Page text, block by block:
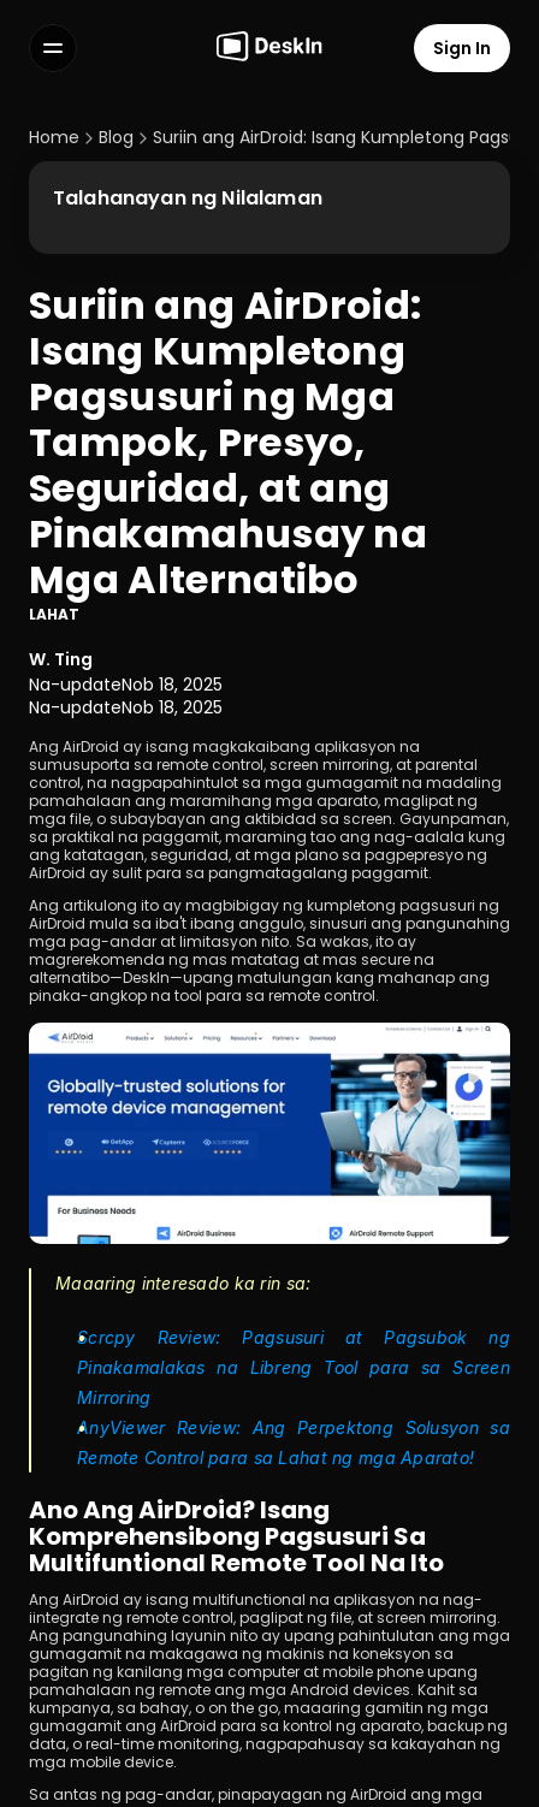
FAQs
Select Language
Terms of Service
Privacy Policy
Sign In
Home Blog Suriin ang AirDroid: Isang Kumpletong
Suriin ang AirDroid:
Isang Kumpletong
Pagsusuri ng Mga
Tampok, Presyo,
Seguridad, at ang
Pinakamahusay na
Mga Alternatibo
LAHAT
W. Ting
Na-updateNob 18, 2025
Na-updateNob 18, 2025
Ang AirDroid ay isang magkakaibang aplikasyon na
sumusuporta sa remote control, screen mirroring, at parental
control, na nagpapahintulot sa mga gumagamit na madaling
pamahalaan ang maramihang mga aparato, maglipat ng
mga file, o subaybayan ang aktibidad sa screen. Gayunpaman,
sa praktikal na paggamit, maraming tao ang nag-aalala kung
ang katatagan, seguridad, at mga plano sa pagpepresyo ng
AirDroid ay sulit para sa pangmatagalang paggamit.
Ang artikulong ito ay magbibigay ng kumpletong pagsusuri ng
AirDroid mula sa iba't ibang anggulo, sinusuri ang pangunahing
mga pag-andar at limitasyon nito. Sa wakas, ito ay
magrerekomenda ng mas matatag at mas secure na
alternatibo—DeskIn—upang matulungan kang mahanap ang
pinaka-angkop na tool para sa remote control.
Maaaring interesado ka rin sa:
Scrcpy Review: Pagsusuri at Pagsubok ng
Pinakamalakas na Libreng Tool para sa Screen
Mirroring
AnyViewer Review: Ang Perpektong Solusyon sa
Remote Control para sa Lahat ng mga Aparato!
Ano Ang AirDroid? Isang
Komprehensibong Pagsusuri Sa
Multifuntional Remote Tool Na Ito
Ang AirDroid ay isang multifunctional na aplikasyon na nag-
iintegrate ng remote control, paglipat ng file, at screen mirroring.
Ang pangunahing layunin nito ay upang pahintulutan ang mga
gumagamit na makagawa ng makinis na koneksyon sa
pagitan ng kanilang mga computer at mobile phone upang
pamahalaan ng remote ang mga Android devices. Kahit sa
kumpanya, sa bahay, o on the go, maaaring gamitin ng mga
gumagamit ang AirDroid para sa kontrol ng aparato, backup ng
data, o real-time monitoring, nagpapahusay sa kakayahan ng
mga mobile device.
Sa antas ng pag-andar, pinapayagan ng AirDroid ang mga
Talahanayan ng Nilalaman